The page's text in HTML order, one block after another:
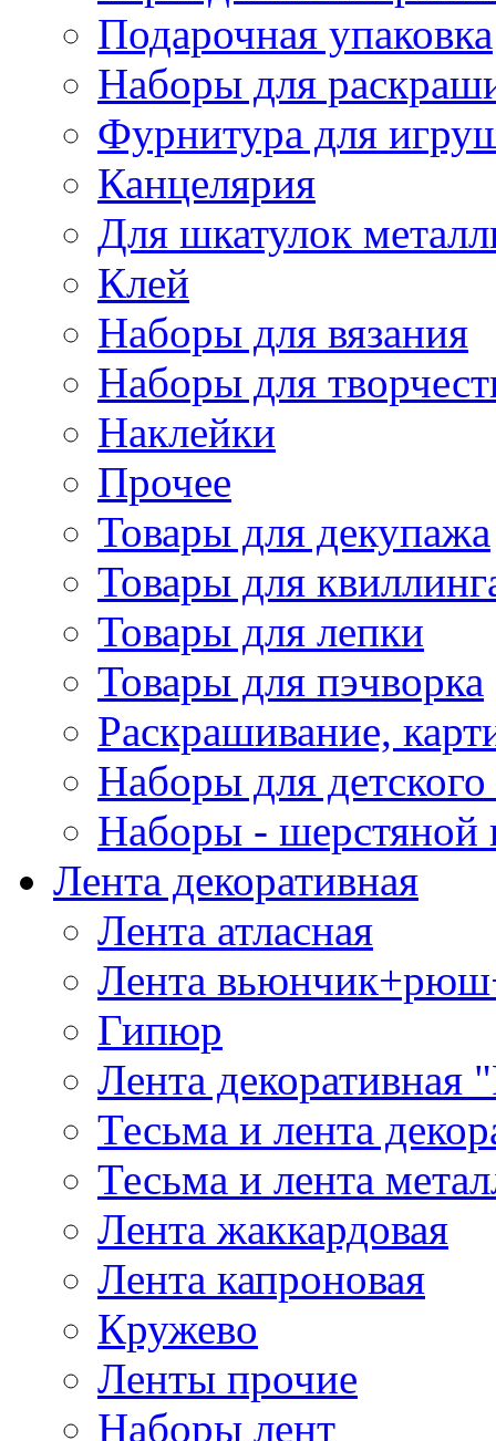
Подарочная упаковка
Наборы для
Фурнитура для
Канцелярия
Для шкатулок
Клей
Наборы для вязания
Наборы для
Наклейки
Прочее
Товары для декупажа
Товары для
Товары для лепки
Товары для пэчворка
Раскрашивание,
Наборы для
Наборы - шерстяной
Лента декоративная
Лента атласная
Лента
Гипюр
Лента декоративная
Тесьма и лента
Тесьма и лента
Лента жаккардовая
Лента капроновая
Кружево
Ленты прочие
Наборы лент